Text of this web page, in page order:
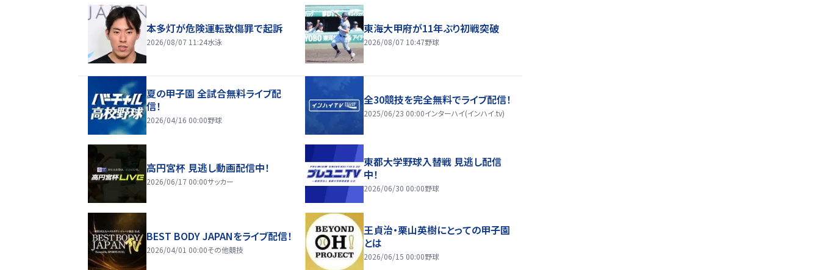
本多灯が危険運転致傷罪で起訴
2026/08/07 11:24水泳
東海大甲府が11年ぶり初戦突破
2026/08/07 10:47野球
夏の甲子園 全試合無料ライブ配
信！
2026/04/16 00:00野球
全30競技を完全無料でライブ配信！
2025/06/23 00:00インターハイ(インハイ.tv)
高円宮杯 見逃し動画配信中！
2026/06/17 00:00サッカー
東都大学野球入替戦 見逃し配信
中！
2026/06/30 00:00野球
BEST BODY JAPANをライブ配信！
2026/04/01 00:00その他競技
王貞治・栗山英樹にとっての甲子園
とは
2026/06/15 00:00野球